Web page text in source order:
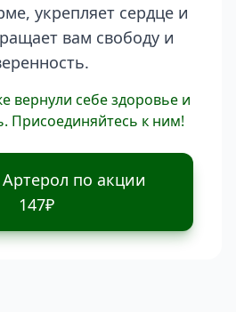
укрепляет сердце и
вам свободу и
вернули себе здоровье и
Присоединяйтесь к ним!
Артерол по акции
147₽